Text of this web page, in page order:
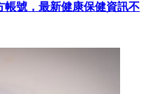
號，最新健康保健資訊不